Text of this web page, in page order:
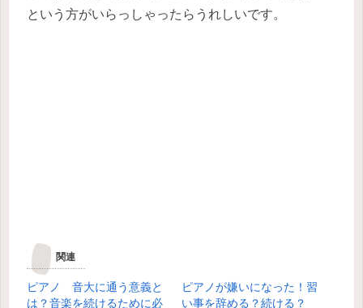
という方がいらっしゃったらうれしいです。
関連
ピアノ 音大に通う意義と
は？音楽を続けるために必
ピアノが嫌いになった！習
い事を辞める？続ける？